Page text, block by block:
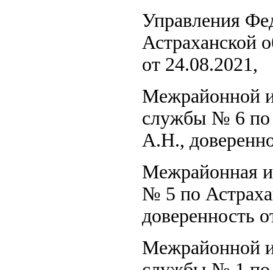
Управления
Астраханской
от 24.08.2021,
Межрайонной
службы № 6 по
А.Н.,
Межрайонная
№ 5 по
доверенность
Межрайонной